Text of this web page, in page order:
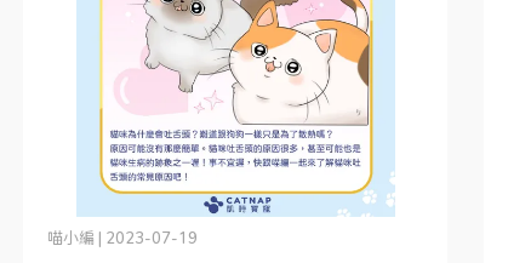
喵小編 | 2023-07-19